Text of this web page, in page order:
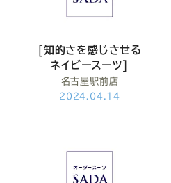
[知的さを感じさせる
ネイビースーツ]
名古屋駅前店
2024.04.14